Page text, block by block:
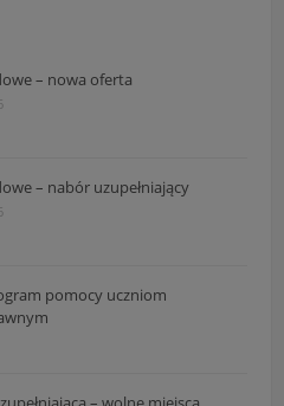
– nowa oferta
– nabór uzupełniający
pomocy uczniom